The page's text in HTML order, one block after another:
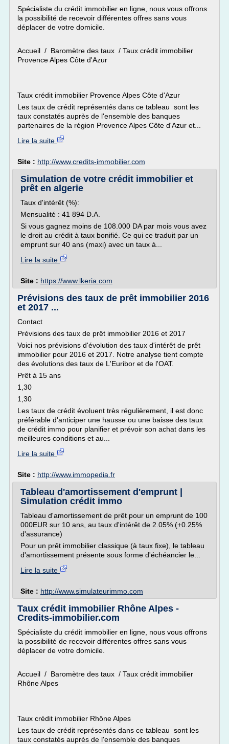
Spécialiste du crédit immobilier en ligne, nous vous offrons
la possibilité de recevoir différentes offres sans vous
déplacer de votre domicile.
Accueil / Baromètre des taux / Taux crédit immobilier
Provence Alpes Côte d'Azur
Taux crédit immobilier Provence Alpes Côte d'Azur
Les taux de crédit représentés dans ce tableau sont les
taux constatés auprès de l'ensemble des banques
partenaires de la région Provence Alpes Côte d'Azur et...
Lire la suite
Site : http://www.credits-immobilier.com
Simulation de votre crédit immobilier et
prêt en algerie
Taux d'intérêt (%):
Mensualité : 41 894 D.A.
Si vous gagnez moins de 108.000 DA par mois vous avez
le droit au crédit à taux bonifié. Ce qui ce traduit par un
emprunt sur 40 ans (maxi) avec un taux à...
Lire la suite
Site : https://www.lkeria.com
Prévisions des taux de prêt immobilier 2016
et 2017 ...
Contact
Prévisions des taux de prêt immobilier 2016 et 2017
Voici nos prévisions d'évolution des taux d'intérêt de prêt
immobilier pour 2016 et 2017. Notre analyse tient compte
des évolutions des taux de L'Euribor et de l'OAT.
Prêt à 15 ans
1,30
1,30
Les taux de crédit évoluent très régulièrement, il est donc
préférable d'anticiper une hausse ou une baisse des taux
de crédit immo pour planifier et prévoir son achat dans les
meilleures conditions et au...
Lire la suite
Site : http://www.immopedia.fr
Tableau d'amortissement d'emprunt |
Simulation crédit immo
Tableau d'amortissement de prêt pour un emprunt de 100
000EUR sur 10 ans, au taux d'intérêt de 2.05% (+0.25%
d'assurance)
Pour un prêt immobilier classique (à taux fixe), le tableau
d'amortissement présente sous forme d'échéancier le...
Lire la suite
Site : http://www.simulateurimmo.com
Taux crédit immobilier Rhône Alpes -
Credits-immobilier.com
Spécialiste du crédit immobilier en ligne, nous vous offrons
la possibilité de recevoir différentes offres sans vous
déplacer de votre domicile.
Accueil / Baromètre des taux / Taux crédit immobilier
Rhône Alpes
Taux crédit immobilier Rhône Alpes
Les taux de crédit représentés dans ce tableau sont les
taux constatés auprès de l'ensemble des banques